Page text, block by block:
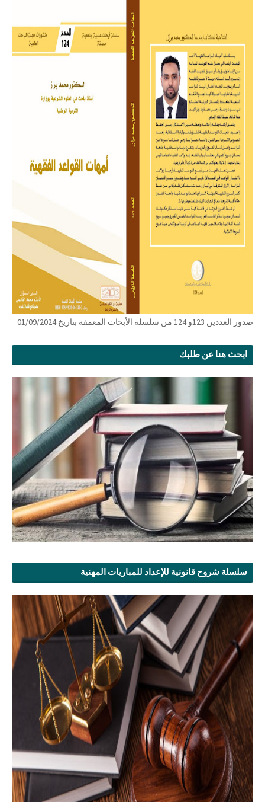
صدور العددين 123و 124 من سلسلة الأبحاث المعمقة بتاريخ 01/09/2024
ابحث هنا عن طلبك
سلسلة شروح قانونية للإعداد للمباريات المهنية